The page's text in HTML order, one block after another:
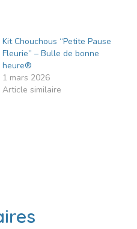
Kit Chouchous “Petite Pause
Fleurie” – Bulle de bonne
heure®
1 mars 2026
Article similaire